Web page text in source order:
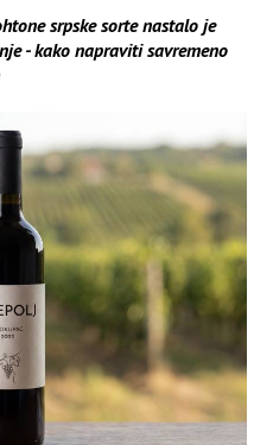
srpske sorte nastalo je
- kako napraviti savremeno